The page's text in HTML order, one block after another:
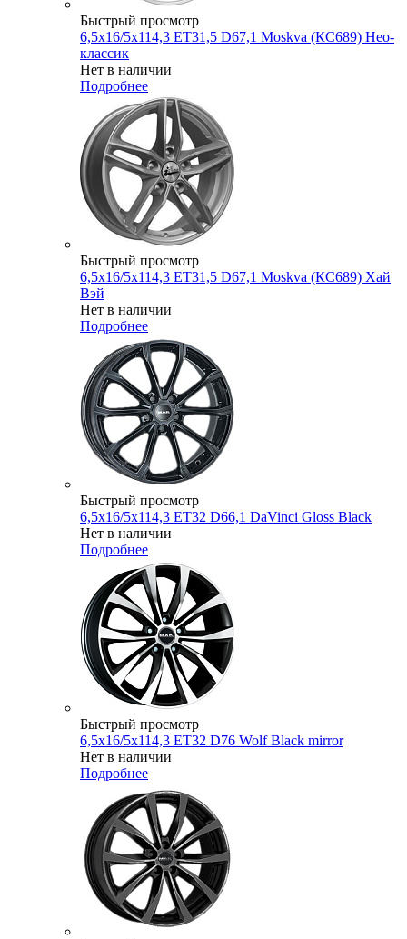
Быстрый просмотр
6,5x16/5x114,3 ET31,5 D67,1 Moskva (КС689) Нео-
классик
Нет в наличии
Подробнее
Быстрый просмотр
6,5x16/5x114,3 ET31,5 D67,1 Moskva (КС689) Хай
Вэй
Нет в наличии
Подробнее
Быстрый просмотр
6,5x16/5x114,3 ET32 D66,1 DaVinci Gloss Black
Нет в наличии
Подробнее
Быстрый просмотр
6,5x16/5x114,3 ET32 D76 Wolf Black mirror
Нет в наличии
Подробнее